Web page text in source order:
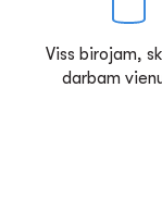
Viss birojam,
darbam